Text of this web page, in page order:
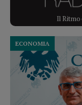
Il Ritmo
ECONOMIA